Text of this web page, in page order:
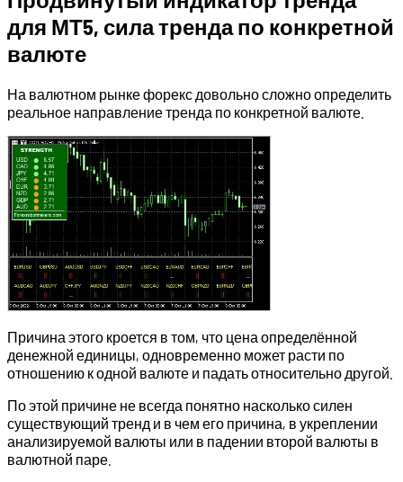
для МТ5, сила тренда по конкретной
валюте
На валютном рынке форекс довольно сложно определить
реальное направление тренда по конкретной валюте.
Причина этого кроется в том, что цена определённой
денежной единицы, одновременно может расти по
отношению к одной валюте и падать относительно другой.
По этой причине не всегда понятно насколько силен
существующий тренд и в чем его причина, в укреплении
анализируемой валюты или в падении второй валюты в
валютной паре.